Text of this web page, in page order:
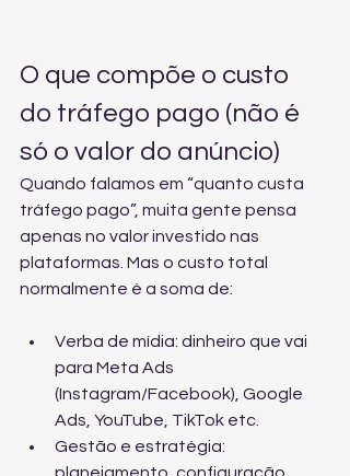
O que compõe o custo
do tráfego pago (não é
só o valor do anúncio)
Quando falamos em “quanto custa
tráfego pago”, muita gente pensa
apenas no valor investido nas
plataformas. Mas o custo total
normalmente é a soma de:
Verba de mídia: dinheiro que vai
para Meta Ads
(Instagram/Facebook), Google
Ads, YouTube, TikTok etc.
Gestão e estratégia: